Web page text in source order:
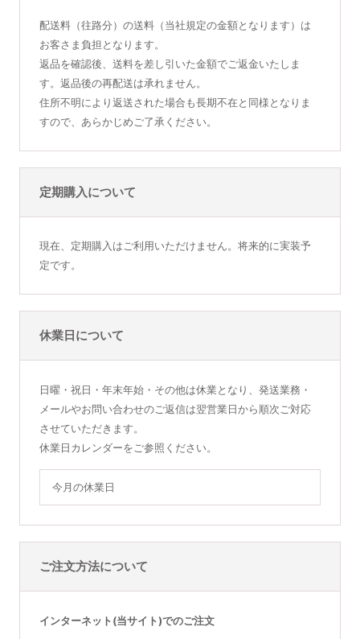
配送料（往路分）の送料（当社規定の金額となります）は
お客さま負担となります。
返品を確認後、送料を差し引いた金額でご返金いたしま
す。返品後の再配送は承れません。
住所不明により返送された場合も長期不在と同様となりま
すので、あらかじめご了承ください。
定期購入について
現在、定期購入はご利用いただけません。将来的に実装予
定です。
休業日について
日曜・祝日・年末年始・その他は休業となり、発送業務・
メールやお問い合わせのご返信は翌営業日から順次ご対応
させていただきます。
休業日カレンダーをご参照ください。
今月の休業日
ご注文方法について
インターネット(当サイト)でのご注文